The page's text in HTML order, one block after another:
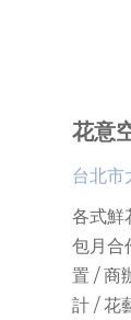
花意
台北市
各式鮮
包月合
置 / 商
計 / 花